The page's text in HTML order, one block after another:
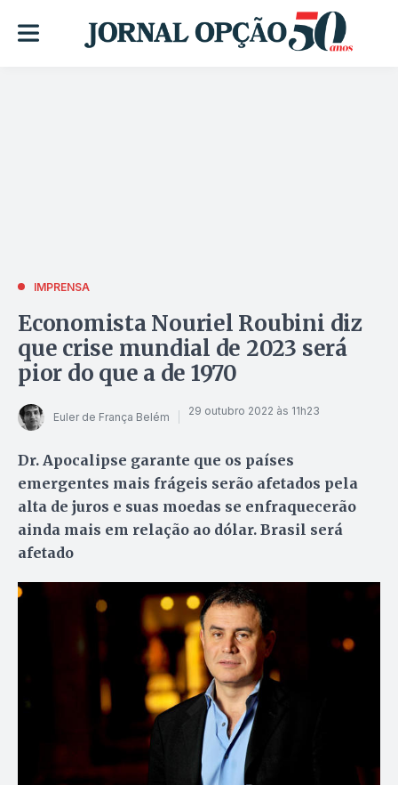
IMPRENSA
Economista Nouriel Roubini diz
que crise mundial de 2023 será
pior do que a de 1970
Euler de França Belém 29 outubro 2022 às 11h23
Dr. Apocalipse garante que os países
emergentes mais frágeis serão afetados pela
alta de juros e suas moedas se enfraquecerão
ainda mais em relação ao dólar. Brasil será
afetado